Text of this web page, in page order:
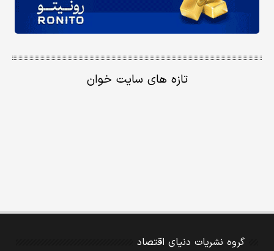
تازه های سایت خوان
گروه نشریات دنیای اقتصاد